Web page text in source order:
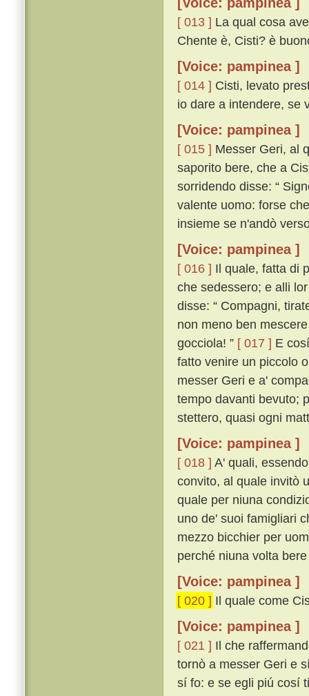
[ 013 ] La qual cosa
Chente è, Cisti? è
[Voice: pampinea ]
[ 014 ] Cisti, levato
io dare a intendere, se
[Voice: pampinea ]
[ 015 ] Messer Geri, al
saporito bere, che a
sorridendo disse: “
valente uomo: forse
insieme se n'andò
[Voice: pampinea ]
[ 016 ] Il quale, fatta di
che sedessero; e alli
disse: “ Compagni,
non meno ben
gocciola! ” [ 017 ] E
fatto venire un piccolo
messer Geri e a'
tempo davanti bevuto;
stettero, quasi ogni
[Voice: pampinea ]
[ 018 ] A' quali,
convito, al quale invitò
quale per niuna
uno de' suoi famigliari
mezzo bicchier per
perché niuna volta
[Voice: pampinea ]
[ 020 ] Il quale come
[Voice: pampinea ]
[ 021 ] Il che
tornò a messer Geri e
sí fo: e se egli piú cosí